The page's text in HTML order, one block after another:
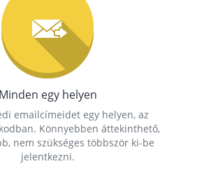
Minden egy helyen
emailcímeidet egy helyen, az
Könnyebben áttekinthető,
nem szükséges többször ki-be
jelentkezni.